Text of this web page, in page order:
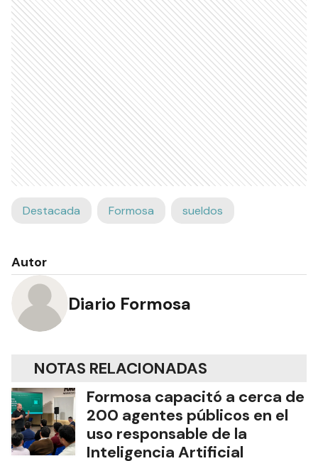
Destacada Formosa sueldos
Autor
Diario Formosa
NOTAS RELACIONADAS
Formosa capacitó a cerca de
200 agentes públicos en el
uso responsable de la
Inteligencia Artificial